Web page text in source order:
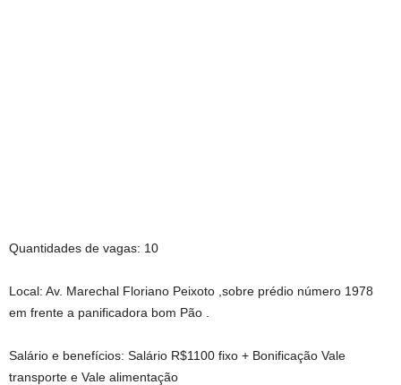
Quantidades de vagas: 10
Local: Av. Marechal Floriano Peixoto ,sobre prédio número 1978
em frente a panificadora bom Pão .
Salário e benefícios: Salário R$1100 fixo + Bonificação Vale
transporte e Vale alimentação